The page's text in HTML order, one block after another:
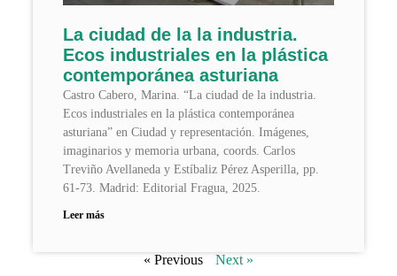
La ciudad de la la industria.
Ecos industriales en la plástica
contemporánea asturiana
Castro Cabero, Marina. “La ciudad de la industria.
Ecos industriales en la plástica contemporánea
asturiana” en Ciudad y representación. Imágenes,
imaginarios y memoria urbana, coords. Carlos
Treviño Avellaneda y Estíbaliz Pérez Asperilla, pp.
61-73. Madrid: Editorial Fragua, 2025.
Leer más
« Previous Next »